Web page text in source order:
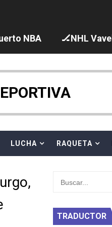
de Wellbrock y
domina junto al equipo
NBA 🏒NHL Vavel
LUCHA RAQUETA
TRADUCTOR